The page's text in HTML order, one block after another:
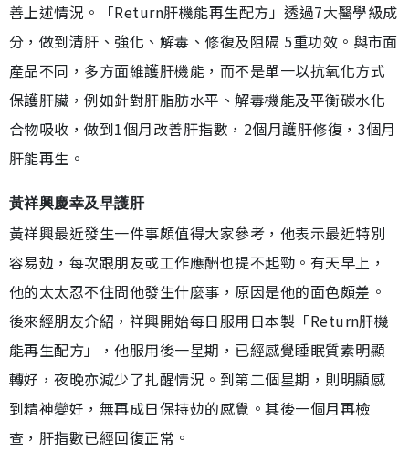
善上述情況。「Return肝機能再生配方」透過7大醫學級成
分，做到清肝、強化、解毒、修復及阻隔 5重功效。與市面
產品不同，多方面維護肝機能，而不是單一以抗氧化方式
保護肝臟，例如針對肝脂肪水平、解毒機能及平衡碳水化
合物吸收，做到1個月改善肝指數，2個月護肝修復，3個月
肝能再生。
黃祥興慶幸及早護肝
黃祥興最近發生一件事頗值得大家參考，他表示最近特別
容易攰，每次跟朋友或工作應酬也提不起勁。有天早上，
他的太太忍不住問他發生什麼事，原因是他的面色頗差。
後來經朋友介紹，祥興開始每日服用日本製「Return肝機
能再生配方」，他服用後一星期，已經感覺睡眠質素明顯
轉好，夜晚亦減少了扎醒情況。到第二個星期，則明顯感
到精神變好，無再成日保持攰的感覺。其後一個月再檢
查，肝指數已經回復正常。